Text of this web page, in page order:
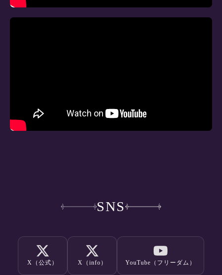
SNS
X（公式） X（info） YouTube（フリーダム）